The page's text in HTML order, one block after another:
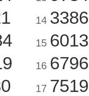
14 3386
15 6013
16 6796
17 7519